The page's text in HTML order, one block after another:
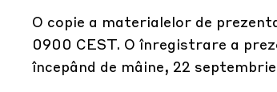
O copie a materialelor de
0900 CEST. O înregistrare a
începând de mâine, 22